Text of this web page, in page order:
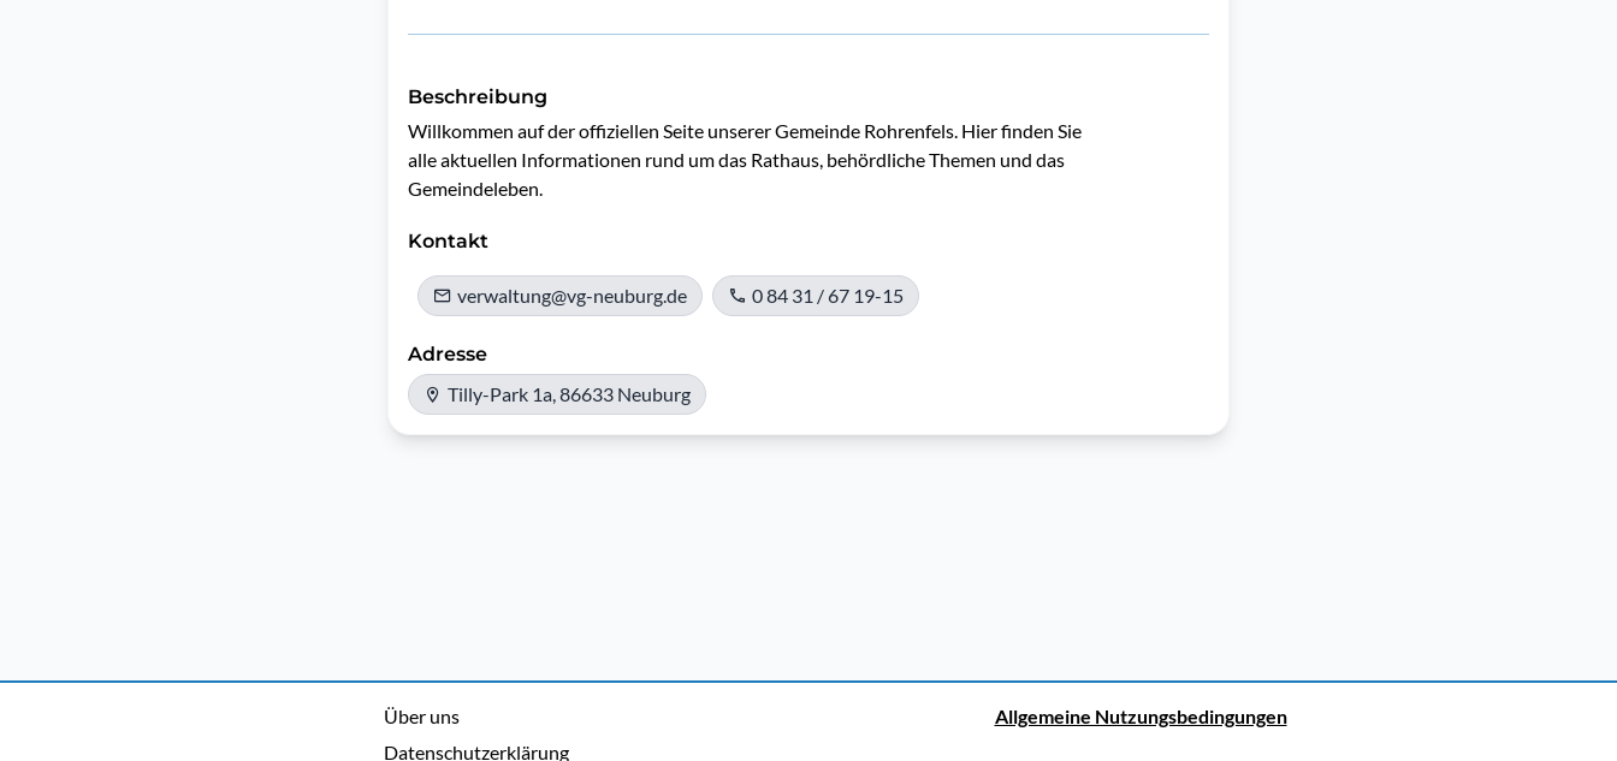
Beschreibung
Willkommen auf der offiziellen Seite unserer Gemeinde Rohrenfels. Hier finden Sie
alle aktuellen Informationen rund um das Rathaus, behördliche Themen und das
Gemeindeleben.
Kontakt
verwaltung@vg-neuburg.de 0 84 31 / 67 19-15
Adresse
Tilly-Park 1a, 86633 Neuburg
Über uns
Datenschutzerklärung
Allgemeine Nutzungsbedingungen